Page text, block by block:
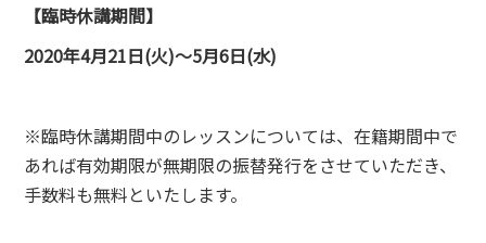
【臨時休講期間】
2020年4月21日(火)〜5月6日(水)
※臨時休講期間中のレッスンについては、在籍期間中で
あれば有効期限が無期限の振替発行をさせていただき、
手数料も無料といたします。